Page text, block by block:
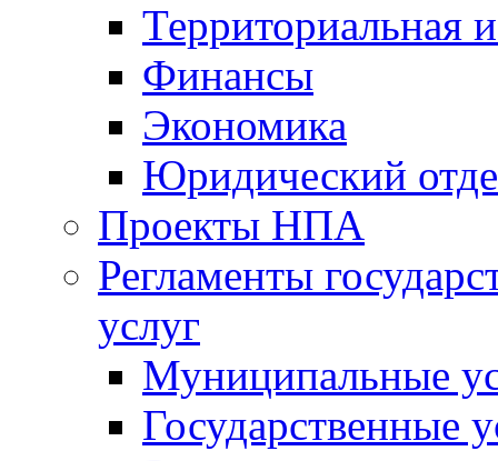
Территориальная
Финансы
Экономика
Юридический
Проекты НПА
Регламенты
услуг
Муниципальные
Государственные